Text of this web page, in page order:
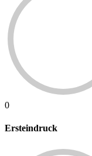
0
Ersteindruck